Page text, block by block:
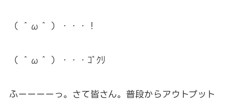
（ ＾ω＾ ）・・・！
（ ＾ω＾ ）・・・ｺﾞｸﾘ
ふーーーーっ。さて皆さん。普段からアウトプット